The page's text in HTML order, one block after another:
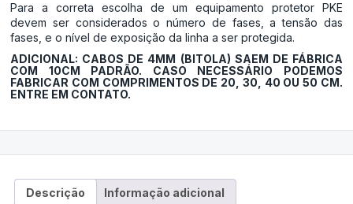
Para a correta escolha de um equipamento protetor PKE
devem ser considerados o número de fases, a tensão das
fases, e o nível de exposição da linha a ser protegida.
ADICIONAL: CABOS DE 4MM (BITOLA) SAEM DE FÁBRICA
COM 10CM PADRÃO. CASO NECESSÁRIO PODEMOS
FABRICAR COM COMPRIMENTOS DE 20, 30, 40 OU 50 CM.
ENTRE EM CONTATO.
Descrição Informação adicional